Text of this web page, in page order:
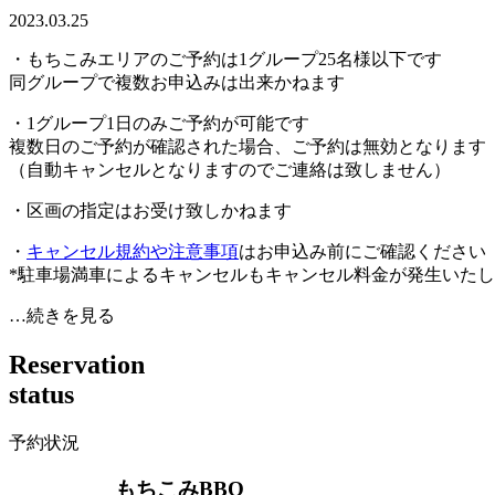
2023.03.25
・もちこみエリアのご予約は1グループ25名様以下です
同グループで複数お申込みは出来かねます
・1グループ1日のみご予約が可能です
複数日のご予約が確認された場合、ご予約は無効となります
（自動キャンセルとなりますのでご連絡は致しません）
・区画の指定はお受け致しかねます
・ キャンセル規約や注意事項はお申込み前にご確認ください
*駐車場満車によるキャンセルもキャンセル料金が発生いた
…続きを見る
Reservation
status
予約状況
もちこみBBQ